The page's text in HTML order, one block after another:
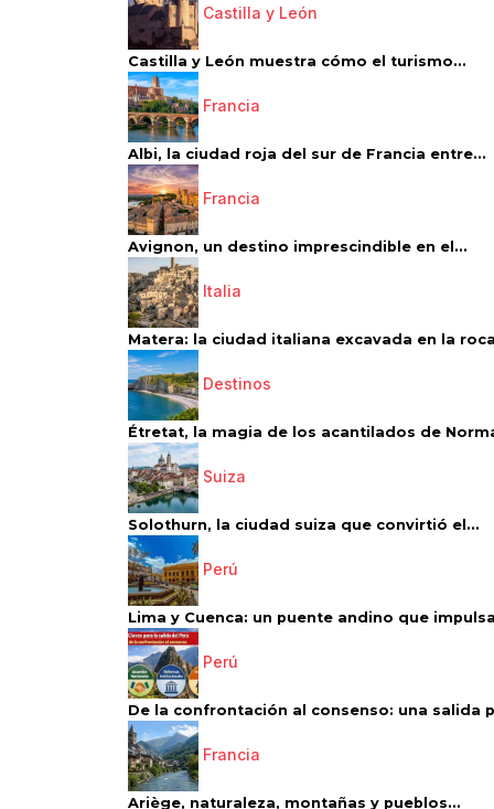
Castilla y León
Castilla y León muestra cómo el turismo...
Francia
Albi, la ciudad roja del sur de Francia entre...
Francia
Avignon, un destino imprescindible en el...
Italia
Matera: la ciudad italiana excavada en la
Destinos
Étretat, la magia de los acantilados de
Suiza
Solothurn, la ciudad suiza que convirtió el...
Perú
Lima y Cuenca: un puente andino que
Perú
De la confrontación al consenso: una salida
Francia
Ariège, naturaleza, montañas y pueblos...